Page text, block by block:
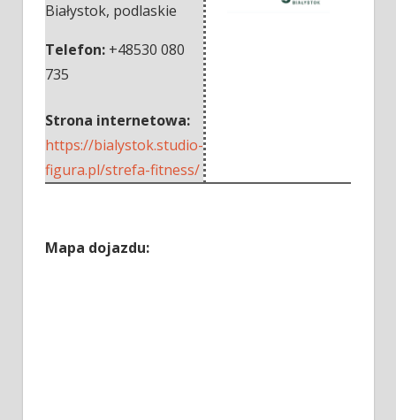
Białystok, podlaskie
Telefon: +48530 080
735
Strona internetowa:
https://bialystok.studio-
figura.pl/strefa-fitness/
Mapa dojazdu: